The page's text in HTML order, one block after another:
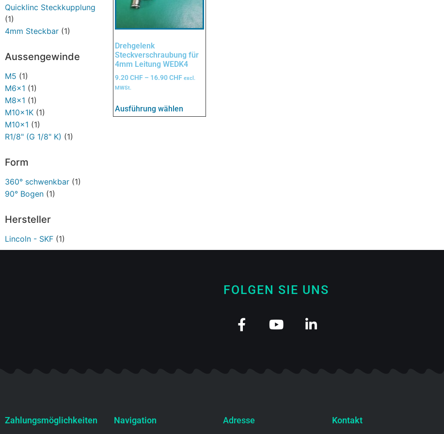
Quicklinc Steckkupplung
(1)
4mm Steckbar (1)
Aussengewinde
M5 (1)
M6x1 (1)
M8x1 (1)
M10x1K (1)
M10x1 (1)
R1/8" (G 1/8" K) (1)
Form
360° schwenkbar (1)
90° Bogen (1)
Hersteller
Lincoln - SKF (1)
Drehgelenk
Steckverschraubung für
4mm Leitung WEDK4
9.20CHF – 16.90CHF excl.
MWSt.
Ausführung wählen
FOLGEN SIE UNS
Zahlungsmöglichkeiten Navigation Adresse Kontakt